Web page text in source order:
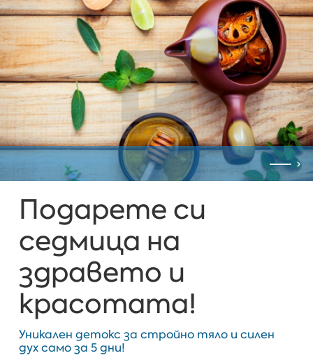
Подарете си
седмица на
здравето и
красотата!
Уникален детокс за стройно тяло и силен
дух само за 5 дни!